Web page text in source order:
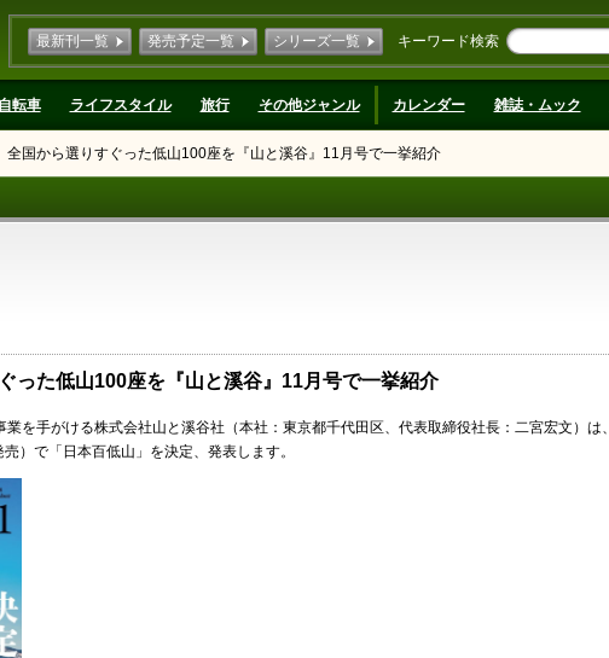
キーワード検索
最新刊一覧 発売予定一覧 シリーズ一覧
自転車 ライフスタイル 旅行 その他ジャンル カレンダー 雑誌・ムック
全国から選りすぐった低山100座を『山と溪谷』11月号で一挙紹介
った低山100座を『山と溪谷』11月号で一挙紹介
を手がける株式会社山と溪谷社（本社：東京都千代田区、代表取締役社長：二宮宏文）は、
）で「日本百低山」を決定、発表します。